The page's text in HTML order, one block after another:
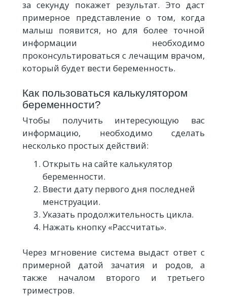
за секунду покажет результат. Это даст
примерное представление о том, когда
малыш появится, но для более точной
информации необходимо
проконсультироваться с лечащим врачом,
который будет вести беременность.
Как пользоваться калькулятором
беременности?
Чтобы получить интересующую вас
информацию, необходимо сделать
несколько простых действий:
Открыть на сайте калькулятор
беременности.
Ввести дату первого дня последней
менструации.
Указать продолжительность цикла.
Нажать кнопку «Рассчитать».
Через мгновение система выдаст ответ с
примерной датой зачатия и родов, а
также началом второго и третьего
триместров.